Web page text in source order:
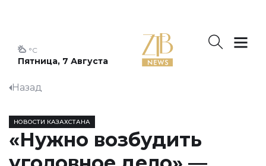
Пятница, 7 Августа
°C
Назад
НОВОСТИ КАЗАХСТАНА
«Нужно возбудить